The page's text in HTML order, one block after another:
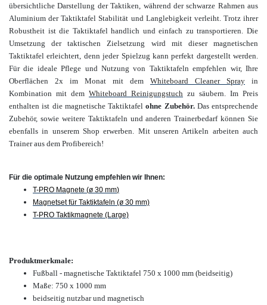
übersichtliche Darstellung der Taktiken, während der schwarze Rahmen aus
Aluminium der Taktiktafel Stabilität und Langlebigkeit verleiht. Trotz ihrer
Robustheit ist die Taktiktafel handlich und einfach zu transportieren. Die
Umsetzung der taktischen Zielsetzung wird mit dieser magnetischen
Taktiktafel erleichtert, denn jeder Spielzug kann perfekt dargestellt werden.
Fürdie ideale Pflege und Nutzung von Taktiktafeln empfehlen wir, Ihre
Oberflächen 2x im Monat mit dem Whiteboard Cleaner Spray in
Kombination mit dem Whiteboard Reinigungstuch zu säubern. Im Preis
enthalten ist die magnetische Taktiktafelohne Zubehör.Das entsprechende
Zubehör, sowie weitere Taktiktafeln und anderen Trainerbedarf können Sie
ebenfalls in unserem Shop erwerben. Mit unseren Artikeln arbeiten auch
Trainer aus dem Profibereich!
Für die optimale Nutzung empfehlen wir Ihnen:
T-PRO Magnete (ø 30 mm)
Magnetset für Taktiktafeln (ø 30 mm)
T-PRO Taktikmagnete (Large)
Produktmerkmale:
Fußball - magnetische Taktiktafel 750 x 1000 mm (beidseitig)
Maße: 750 x 1000 mm
beidseitig nutzbar und magnetisch